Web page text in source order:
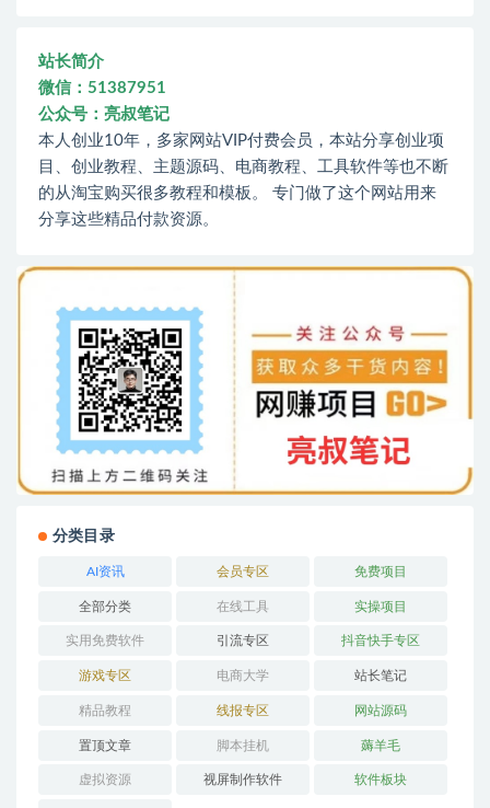
站长简介
微信：51387951
公众号：亮叔笔记
本人创业10年，多家网站VIP付费会员，本站分享创业项
目、创业教程、主题源码、电商教程、工具软件等也不断
的从淘宝购买很多教程和模板。 专门做了这个网站用来
分享这些精品付款资源。
分类目录
AI资讯 会员专区 免费项目
全部分类 在线工具 实操项目
实用免费软件 引流专区 抖音快手专区
游戏专区 电商大学 站长笔记
精品教程 线报专区 网站源码
置顶文章 脚本挂机 薅羊毛
虚拟资源 视屏制作软件 软件板块